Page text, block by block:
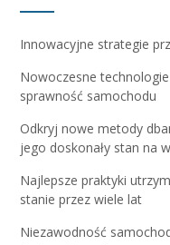
Innowacyjne strategie
Nowoczesne
sprawność samochodu
Odkryj nowe metody
jego doskonały stan na
Najlepsze praktyki
stanie przez wiele lat
Niezawodność